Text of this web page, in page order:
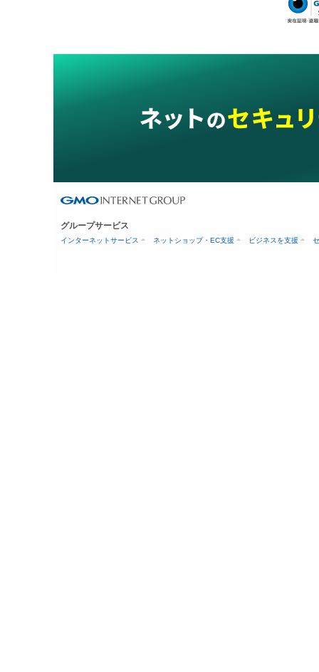
グループサービス
インターネットサービス ネットショップ・EC支援 ビジネスを支援